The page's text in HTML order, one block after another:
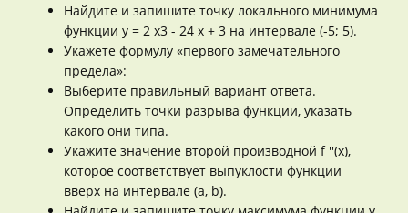
Найдите и запишите точку локального минимума
функции y = 2 x3 - 24 x + 3 на интервале (-5; 5).
Укажете формулу «первого замечательного
предела»:
Выберите правильный вариант ответа.
Определить точки разрыва функции, указать
какого они типа.
Укажите значение второй производной f ''(x),
которое соответствует выпуклости функции
вверх на интервале (a, b).